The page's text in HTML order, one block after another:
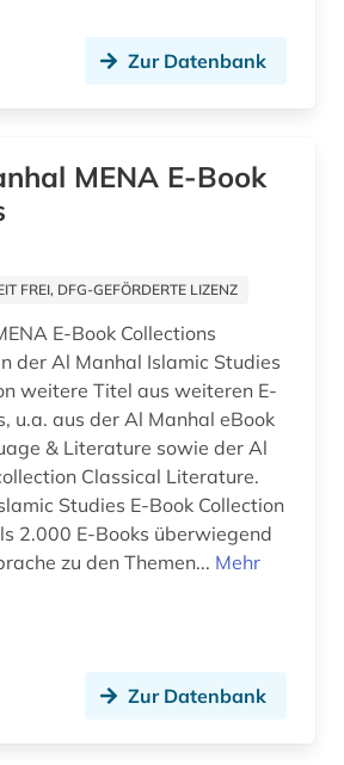
fachterminologie (1)
fachübergreifend (1)
fid lateinamerika (2)
Zur Datenbank
MENA E-Book
FREI, DFG-GEFÖRDERTE LIZENZ
E-Book Collections
der Al Manhal Islamic Studies
weitere Titel aus weiteren E-
u.a. aus der Al Manhal eBook
& Literature sowie der Al
Classical Literature.
Studies E-Book Collection
2.000 E-Books überwiegend
zu den Themen... Mehr
Zur Datenbank